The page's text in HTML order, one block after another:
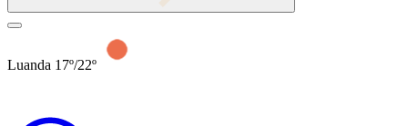
Luanda 17º/22º